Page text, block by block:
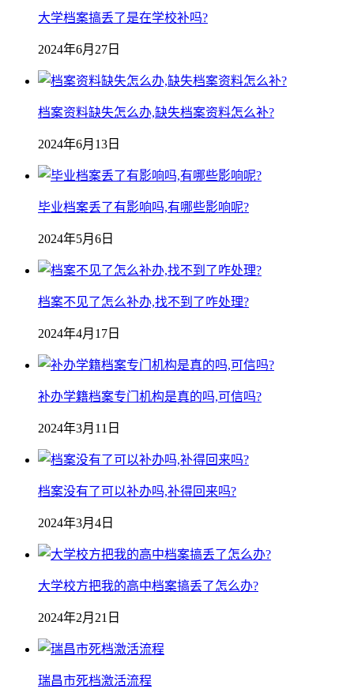
大学档案搞丢了是在学校补吗?
2024年6月27日
档案资料缺失怎么办,缺失档案资料怎么补?
2024年6月13日
毕业档案丢了有影响吗,有哪些影响呢?
2024年5月6日
档案不见了怎么补办,找不到了咋处理?
2024年4月17日
补办学籍档案专门机构是真的吗,可信吗?
2024年3月11日
档案没有了可以补办吗,补得回来吗?
2024年3月4日
大学校方把我的高中档案搞丢了怎么办?
2024年2月21日
瑞昌市死档激活流程